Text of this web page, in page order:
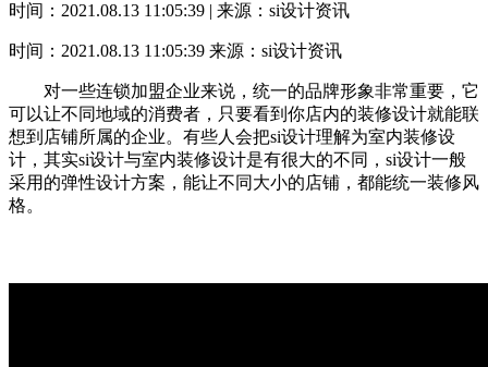
时间：2021.08.13 11:05:39 | 来源：si设计资讯
时间：2021.08.13 11:05:39 来源：si设计资讯
对一些连锁加盟企业来说，统一的品牌形象非常重要，它
可以让不同地域的消费者，只要看到你店内的装修设计就能联
想到店铺所属的企业。有些人会把si设计理解为室内装修设
计，其实si设计与室内装修设计是有很大的不同，si设计一般
采用的弹性设计方案，能让不同大小的店铺，都能统一装修风
格。